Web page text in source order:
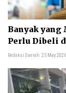
Banyak yang
Perlu Dibeli
Redaksi Daerah 25 May